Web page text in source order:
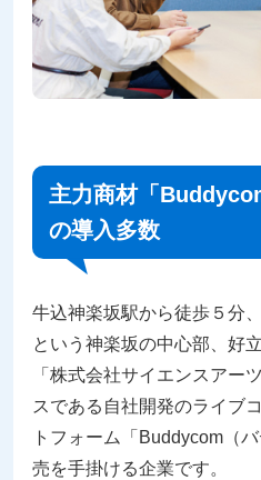
主力商材「
の導入多数
牛込神楽坂駅から徒歩５分
という神楽坂の中心部、好
「株式会社サイエンスアー
スである自社開発のライブ
トフォーム「Buddycom（
売を手掛ける企業です。